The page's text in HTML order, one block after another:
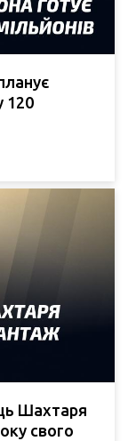
120
Шахтаря
свого